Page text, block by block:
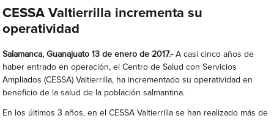
CESSA Valtierrilla incrementa su
operatividad
Salamanca, Guanajuato 13 de enero de 2017.-A casi cinco años de
haber entrado en operación, el Centro de Salud con Servicios
Ampliados (CESSA) Valtierrilla, ha incrementado su operatividad en
beneficio de la salud de la población salmantina.
En los últimos 3 años, en el CESSA Valtierrilla se han realizado más de